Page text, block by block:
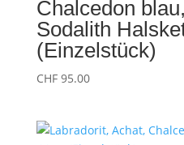
Chalcedon
Sodalith
(Einzelstück)
CHF95.00